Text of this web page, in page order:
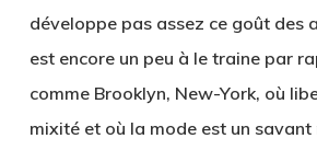
développe pas assez ce goût des
est encore un peu à le traine par
comme Brooklyn, New-York, où
mixité et où la mode est un savant